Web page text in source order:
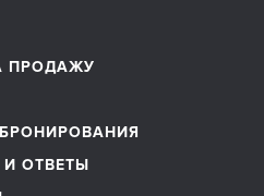
ПРОДАЖУ
ОТВЕТЫ